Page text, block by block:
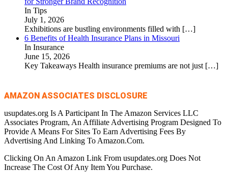
In Tips
July 1, 2026
Exhibitions are bustling environments filled with […]
6 Benefits of Health Insurance Plans in Missouri
In Insurance
June 15, 2026
Key Takeaways Health insurance premiums are not just […]
AMAZON ASSOCIATES DISCLOSURE
usupdates.org Is A Participant In The Amazon Services LLC
Associates Program, An Affiliate Advertising Program Designed To
Provide A Means For Sites To Earn Advertising Fees By
Advertising And Linking To Amazon.Com.
Clicking On An Amazon Link From usupdates.org Does Not
Increase The Cost Of Any Item You Purchase.